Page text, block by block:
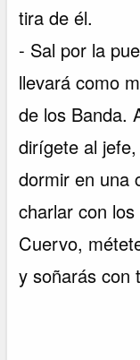
tira de él.
- Sal por la
llevará como
de los Banda.
dirígete al
dormir en una
charlar con
Cuervo,
y soñarás con